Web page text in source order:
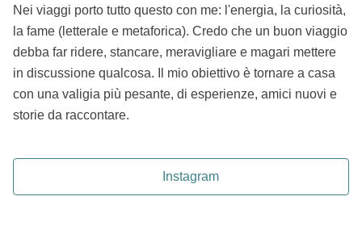
Nei viaggi porto tutto questo con me: l'energia, la curiosità,
la fame (letterale e metaforica). Credo che un buon viaggio
debba far ridere, stancare, meravigliare e magari mettere
in discussione qualcosa. Il mio obiettivo è tornare a casa
con una valigia più pesante, di esperienze, amici nuovi e
storie da raccontare.
Instagram